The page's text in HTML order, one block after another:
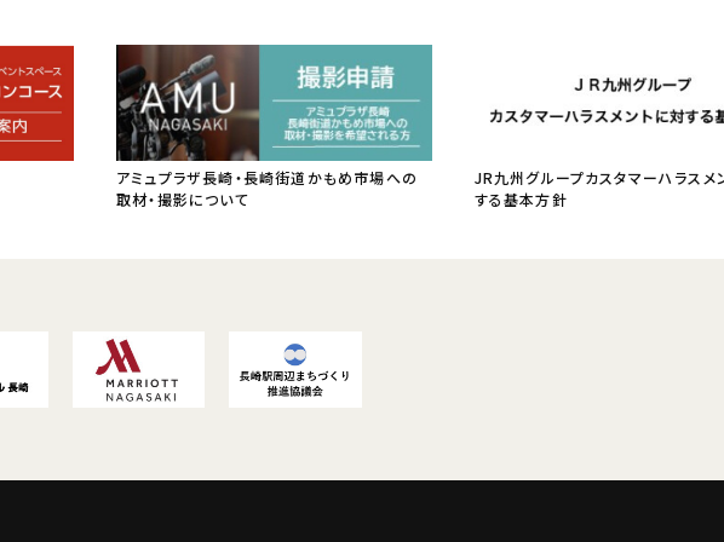
アミュプラザ長崎・長崎街道かもめ市場への
取材・撮影について
JR九州グループカスタマーハラスメ
する基本方針